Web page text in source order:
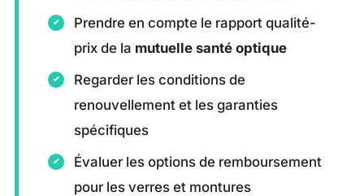
Prendre en compte le rapport qualité-
prix de la mutuelle santé optique
Regarder les conditions de
renouvellement et les garanties
spécifiques
Évaluer les options de remboursement
pour les verres et montures